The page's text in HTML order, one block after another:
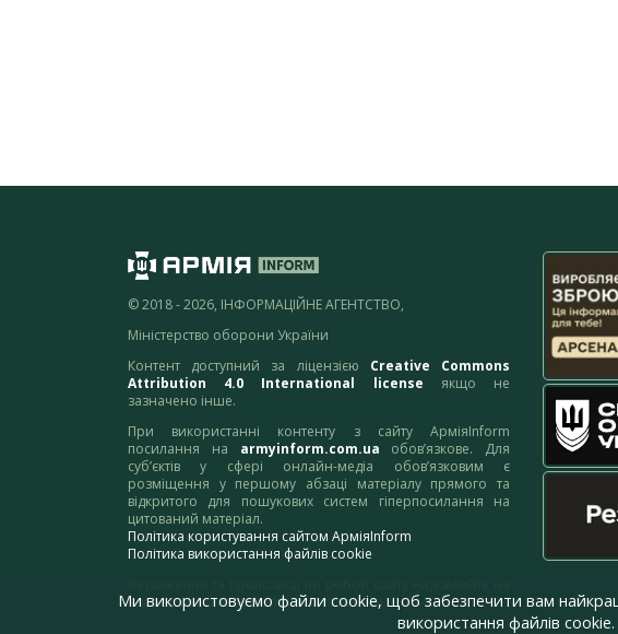
© 2018 - 2026, ІНФОРМАЦІЙНЕ АГЕНТСТВО,
Міністерство оборони України
Контент доступний за ліцензією Creative Commons
Attribution 4.0 International license якщо не
зазначено інше.
При використанні контенту з сайту АрміяInform
посилання на armyinform.com.ua обов’язкове. Для
суб’єктів у сфері онлайн-медіа обов’язковим є
розміщення у першому абзаці матеріалу прямого та
відкритого для пошукових систем гіперпосилання на
цитований матеріал.
Політика користування сайтом АрміяInform
Політика використання файлів cookie
адресу:webmaster@armyinform.com.ua
Ми використовуємо файли cookie, щоб забезпечити вам
використання файлів